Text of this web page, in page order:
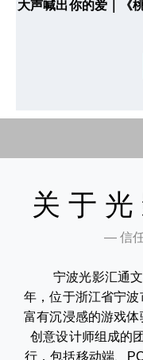
大声喊出你的爱｜《
关于
— 信
宁波光影汇通
年，位于浙江省宁波
富有沉浸感的游戏
创意设计师组成的
行，包括移动端、